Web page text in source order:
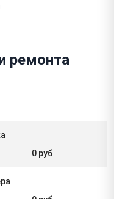
ремонта
0 руб